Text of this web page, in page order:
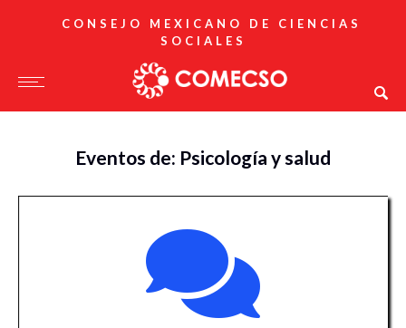
CONSEJO MEXICANO DE CIENCIAS
SOCIALES
Eventos de: Psicología y salud